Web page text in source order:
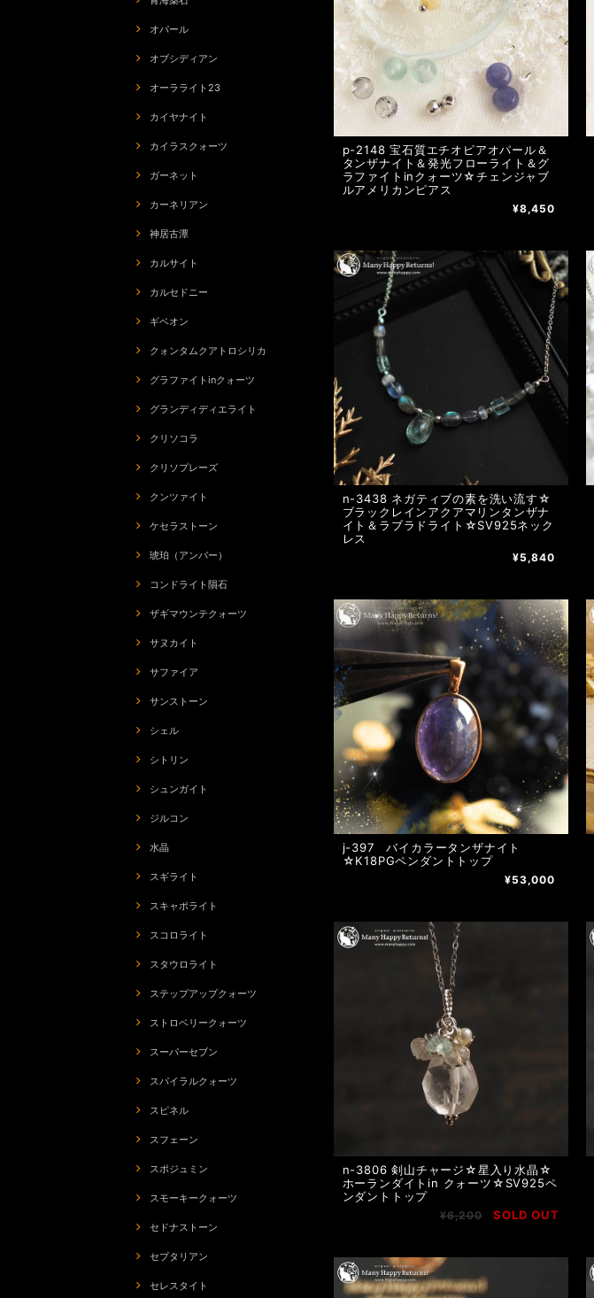
オパール
オブシディアン
オーラライト23
カイヤナイト
カイラスクォーツ
ガーネット
カーネリアン
神居古潭
カルサイト
カルセドニー
ギベオン
クォンタムクアトロシリカ
グラファイトinクォーツ
グランディディエライト
クリソコラ
クリソプレーズ
クンツァイト
ケセラストーン
琥珀（アンバー）
コンドライト隕石
ザギマウンテクォーツ
サヌカイト
サファイア
サンストーン
シェル
シトリン
シュンガイト
ジルコン
水晶
スギライト
スキャポライト
スコロライト
スタウロライト
ステップアップクォーツ
ストロベリークォーツ
スーパーセブン
スパイラルクォーツ
スピネル
スフェーン
スポジュミン
スモーキークォーツ
セドナストーン
セプタリアン
セレスタイト
p-2148 宝石質エチオピアオパール＆
タンザナイト＆発光フローライト＆グ
ラファイトinクォーツ☆チェンジャブ
ルアメリカンピアス
¥8,450
n-3438 ネガティブの素を洗い流す☆
ブラックレインアクアマリンタンザナ
イト＆ラブラドライト☆SV925ネック
レス
¥5,840
j-397 バイカラータンザナイト
☆K18PGペンダントトップ
¥53,000
n-3806 剣山チャージ☆星入り水晶☆
ホーランダイトin クォーツ☆SV925ペ
ンダントトップ
¥6,200 SOLD OUT